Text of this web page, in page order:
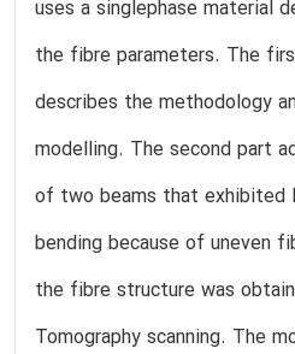
uses a singlephase material
the fibre parameters. The
describes the methodology
modelling. The second part
of two beams that exhibited
bending because of uneven
the fibre structure was
Tomography scanning. The